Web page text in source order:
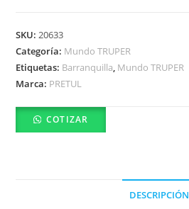
SKU:20633
Categoría: Mundo TRUPER
Etiquetas: Barranquilla, Mundo TRUPER
Marca: PRETUL
COTIZAR
DESCRIPCIÓN